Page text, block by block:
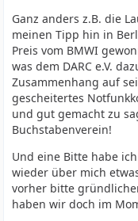
Ganz anders z.B. die
meinen Tipp hin in
Preis vom BMWI
was dem DARC e.V.
Zusammenhang auf
gescheitertes
und gut gemacht zu
Buchstabenverein!
Und eine Bitte habe
wieder über mich
vorher bitte
haben wir doch im